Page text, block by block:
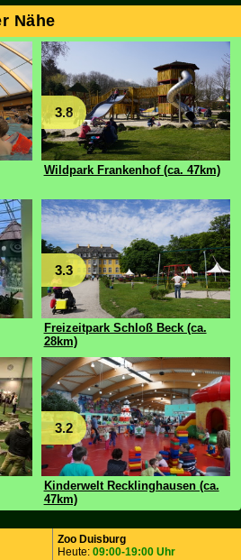
Nähe
3.8
Wildpark Frankenhof (ca. 47km)
3.3
Freizeitpark Schloß Beck (ca.
28km)
3.2
Kinderwelt Recklinghausen (ca.
47km)
Zoo Duisburg
Heute: 09:00-19:00 Uhr